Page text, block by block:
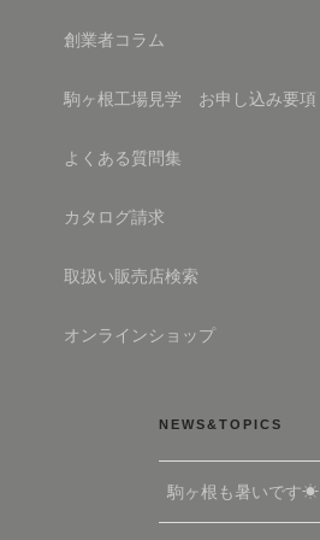
創業者コラム
駒ヶ根工場見学 お申し込み要項
よくある質問集
カタログ請求
取扱い販売店検索
オンラインショップ
NEWS&TOPICS
駒ヶ根も暑いです☀